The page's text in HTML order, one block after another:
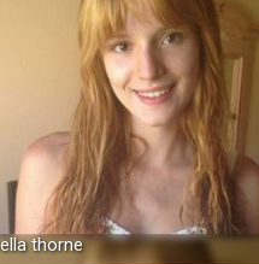
thorne